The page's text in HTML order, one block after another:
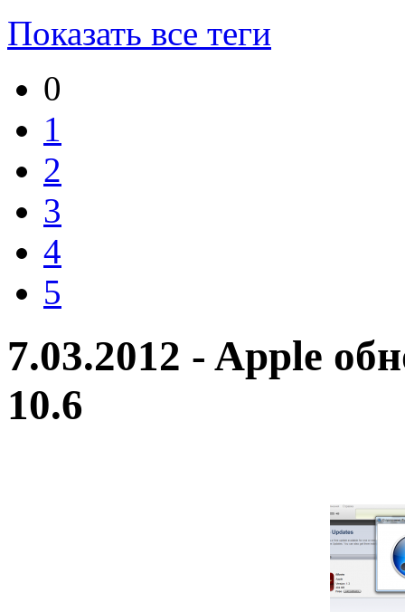
Показать все теги
0
1
2
3
4
5
7.03.2012 - Apple
10.6